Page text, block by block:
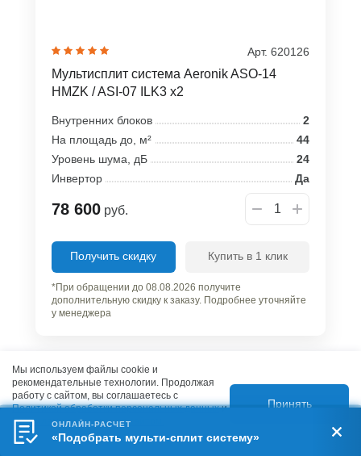
Арт. 620126
Мультисплит система Aeronik ASO-14
HMZK / ASI-07 ILK3 x2
Внутренних блоков
2
На площадь до, м²
44
Уровень шума, дБ
24
Инвертор
Да
78 600 руб.
Получить скидку Купить в 1 клик
*При обращении до 08.08.2026 получите
дополнительную скидку к заказу. Подробнее уточняйте
у менеджера
Нет в наличии
Мы используем файлы cookie и
рекомендательные технологии. Продолжая
работу с сайтом, вы соглашаетесь с
Политикой обработки персональных данныхи
Правилами пользования сайтом.
Принять
ОНЛАЙН-РАСЧЕТ
«Подобрать мульти-сплит систему»